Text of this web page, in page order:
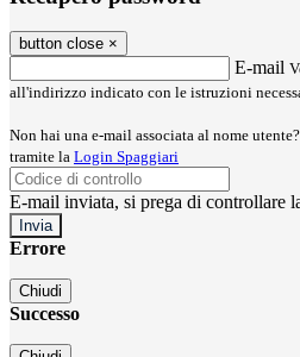
button close ×
E-mail
all'indirizzo indicato con le istruzioni
Non hai una e-mail associata al nome
tramite la Login Spaggiari
E-mail inviata, si prega di controllare
Errore
Chiudi
Successo